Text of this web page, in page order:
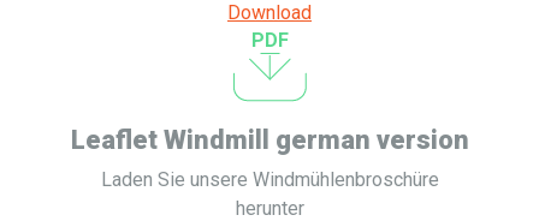
Download
PDF
Leaflet Windmill german version
Laden Sie unsere Windmühlenbroschüre
herunter